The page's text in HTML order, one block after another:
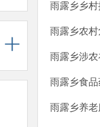
雨露乡乡
雨露乡农
雨露乡涉
雨露乡食
雨露乡养